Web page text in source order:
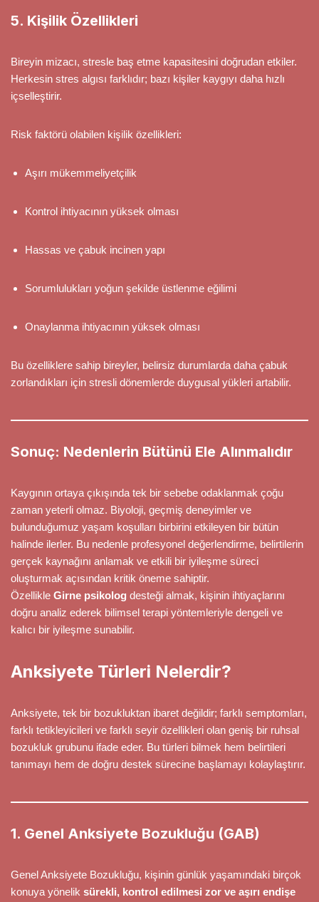
5. Kişilik Özellikleri
Bireyin mizacı, stresle baş etme kapasitesini doğrudan etkiler.
Herkesin stres algısı farklıdır; bazı kişiler kaygıyı daha hızlı
içselleştirir.
Risk faktörü olabilen kişilik özellikleri:
Aşırı mükemmeliyetçilik
Kontrol ihtiyacının yüksek olması
Hassas ve çabuk incinen yapı
Sorumlulukları yoğun şekilde üstlenme eğilimi
Onaylanma ihtiyacının yüksek olması
Bu özelliklere sahip bireyler, belirsiz durumlarda daha çabuk
zorlandıkları için stresli dönemlerde duygusal yükleri artabilir.
Sonuç: Nedenlerin Bütünü Ele Alınmalıdır
Kaygının ortaya çıkışında tek bir sebebe odaklanmak çoğu
zaman yeterli olmaz. Biyoloji, geçmiş deneyimler ve
bulunduğumuz yaşam koşulları birbirini etkileyen bir bütün
halinde ilerler. Bu nedenle profesyonel değerlendirme, belirtilerin
gerçek kaynağını anlamak ve etkili bir iyileşme süreci
oluşturmak açısından kritik öneme sahiptir.
Özellikle Girne psikolog desteği almak, kişinin ihtiyaçlarını
doğru analiz ederek bilimsel terapi yöntemleriyle dengeli ve
kalıcı bir iyileşme sunabilir.
Anksiyete Türleri Nelerdir?
Anksiyete, tek bir bozukluktan ibaret değildir; farklı semptomları,
farklı tetikleyicileri ve farklı seyir özellikleri olan geniş bir ruhsal
bozukluk grubunu ifade eder. Bu türleri bilmek hem belirtileri
tanımayı hem de doğru destek sürecine başlamayı kolaylaştırır.
1. Genel Anksiyete Bozukluğu (GAB)
Genel Anksiyete Bozukluğu, kişinin günlük yaşamındaki birçok
konuya yönelik sürekli, kontrol edilmesi zor ve aşırı endişe